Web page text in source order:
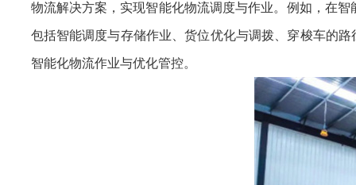
物流解决方案，实现智能化物流调度与作业。例如，在
包括智能调度与存储作业、货位优化与调拨、穿梭车的
智能化物流作业与优化管控。